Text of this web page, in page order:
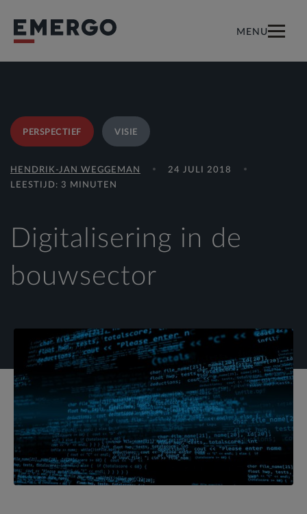
MENU
PERSPECTIEF VISIE
HENDRIK-JAN WEGGEMAN
24 JULI 2018
LEESTIJD: 3 MINUTEN
Digitalisering in de
bouwsector